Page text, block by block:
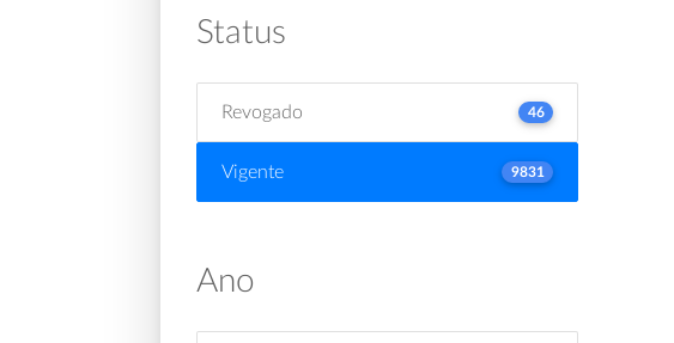
Status
Revogado 46
Vigente 9831
Ano